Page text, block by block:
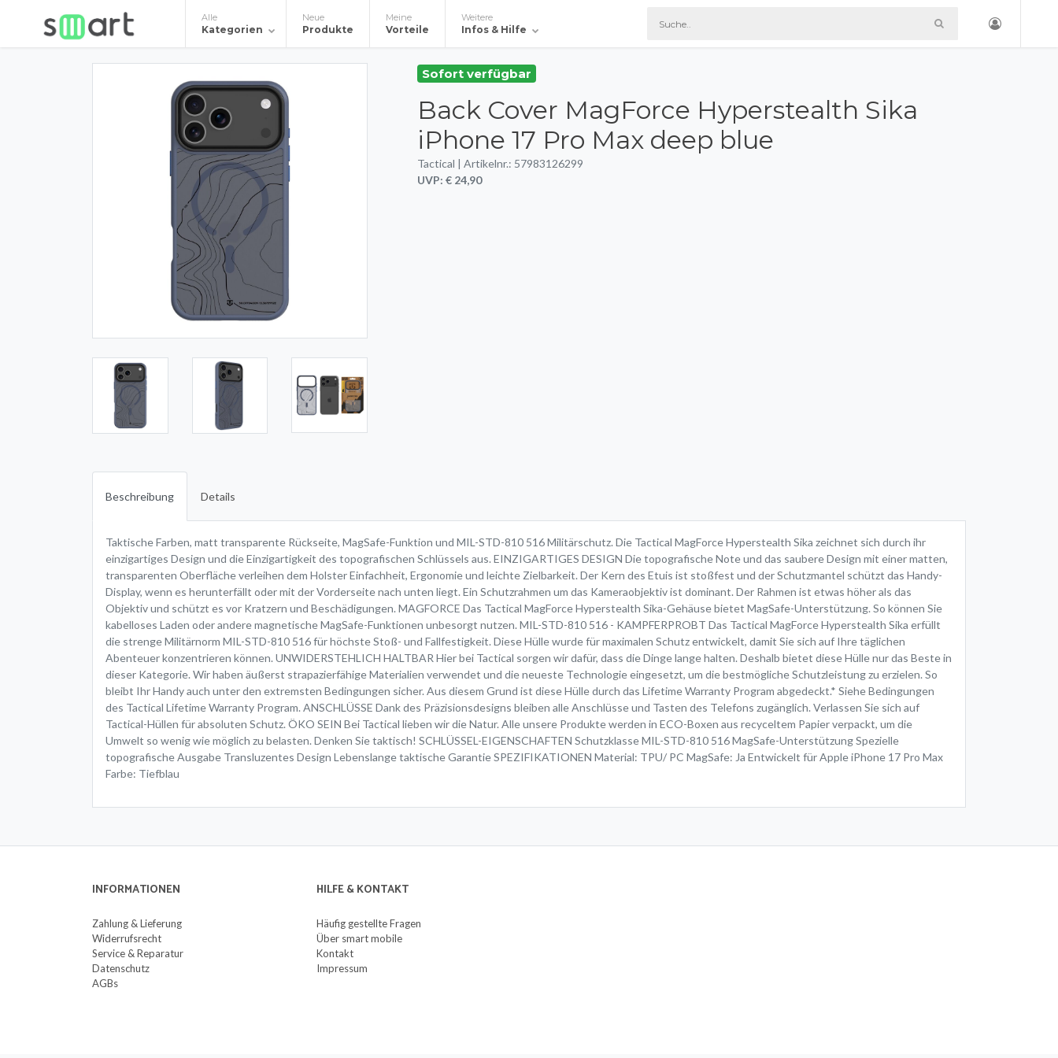
Alle
Kategorien
Neue
Produkte
Meine
Vorteile
Weitere
Infos & Hilfe
Sofort verfügbar
Back Cover MagForce Hyperstealth Sika
iPhone 17 Pro Max deep blue
Tactical | Artikelnr.: 57983126299
UVP: € 24,90
Beschreibung Details
Taktische Farben, matt transparente Rückseite, MagSafe-Funktion und MIL-STD-810 516 Militärschutz. Die Tactical MagForce Hyperstealth Sika zeichnet sich durch ihr
einzigartiges Design und die Einzigartigkeit des topografischen Schlüssels aus. EINZIGARTIGES DESIGN Die topografische Note und das saubere Design mit einer matten,
transparenten Oberfläche verleihen dem Holster Einfachheit, Ergonomie und leichte Zielbarkeit. Der Kern des Etuis ist stoßfest und der Schutzmantel schützt das Handy-
Display, wenn es herunterfällt oder mit der Vorderseite nach unten liegt. Ein Schutzrahmen um das Kameraobjektiv ist dominant. Der Rahmen ist etwas höher als das
Objektiv und schützt es vor Kratzern und Beschädigungen. MAGFORCE Das Tactical MagForce Hyperstealth Sika-Gehäuse bietet MagSafe-Unterstützung. So können Sie
kabelloses Laden oder andere magnetische MagSafe-Funktionen unbesorgt nutzen. MIL-STD-810 516 - KAMPFERPROBT Das Tactical MagForce Hyperstealth Sika erfüllt
die strenge Militärnorm MIL-STD-810 516 für höchste Stoß- und Fallfestigkeit. Diese Hülle wurde für maximalen Schutz entwickelt, damit Sie sich auf Ihre täglichen
Abenteuer konzentrieren können. UNWIDERSTEHLICH HALTBAR Hier bei Tactical sorgen wir dafür, dass die Dinge lange halten. Deshalb bietet diese Hülle nur das Beste in
dieser Kategorie. Wir haben äußerst strapazierfähige Materialien verwendet und die neueste Technologie eingesetzt, um die bestmögliche Schutzleistung zu erzielen. So
bleibt Ihr Handy auch unter den extremsten Bedingungen sicher. Aus diesem Grund ist diese Hülle durch das Lifetime Warranty Program abgedeckt.* Siehe Bedingungen
des Tactical Lifetime Warranty Program. ANSCHLÜSSE Dank des Präzisionsdesigns bleiben alle Anschlüsse und Tasten des Telefons zugänglich. Verlassen Sie sich auf
Tactical-Hüllen für absoluten Schutz. ÖKO SEIN Bei Tactical lieben wir die Natur. Alle unsere Produkte werden in ECO-Boxen aus recyceltem Papier verpackt, um die
Umwelt so wenig wie möglich zu belasten. Denken Sie taktisch! SCHLÜSSEL-EIGENSCHAFTEN Schutzklasse MIL-STD-810 516 MagSafe-Unterstützung Spezielle
topografische Ausgabe Transluzentes Design Lebenslange taktische Garantie SPEZIFIKATIONEN Material: TPU/ PC MagSafe: Ja Entwickelt für Apple iPhone 17 Pro Max
Farbe: Tiefblau
INFORMATIONEN
Zahlung & Lieferung
Widerrufsrecht
Service & Reparatur
Datenschutz
AGBs
HILFE & KONTAKT
Häufig gestellte Fragen
Über smart mobile
Kontakt
Impressum